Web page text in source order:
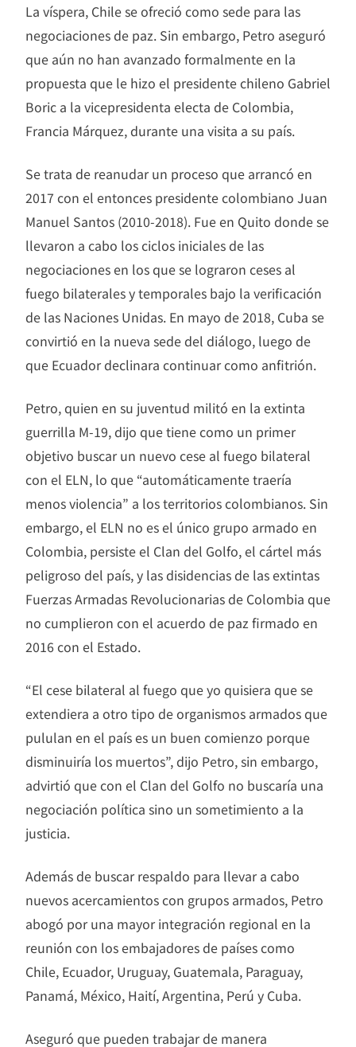
La víspera, Chile se ofreció como sede para las
negociaciones de paz. Sin embargo, Petro aseguró
que aún no han avanzado formalmente en la
propuesta que le hizo el presidente chileno Gabriel
Boric a la vicepresidenta electa de Colombia,
Francia Márquez, durante una visita a su país.
Se trata de reanudar un proceso que arrancó en
2017 con el entonces presidente colombiano Juan
Manuel Santos (2010-2018). Fue en Quito donde se
llevaron a cabo los ciclos iniciales de las
negociaciones en los que se lograron ceses al
fuego bilaterales y temporales bajo la verificación
de las Naciones Unidas. En mayo de 2018, Cuba se
convirtió en la nueva sede del diálogo, luego de
que Ecuador declinara continuar como anfitrión.
Petro, quien en su juventud militó en la extinta
guerrilla M-19, dijo que tiene como un primer
objetivo buscar un nuevo cese al fuego bilateral
con el ELN, lo que “automáticamente traería
menos violencia” a los territorios colombianos. Sin
embargo, el ELN no es el único grupo armado en
Colombia, persiste el Clan del Golfo, el cártel más
peligroso del país, y las disidencias de las extintas
Fuerzas Armadas Revolucionarias de Colombia que
no cumplieron con el acuerdo de paz firmado en
2016 con el Estado.
“El cese bilateral al fuego que yo quisiera que se
extendiera a otro tipo de organismos armados que
pululan en el país es un buen comienzo porque
disminuiría los muertos”, dijo Petro, sin embargo,
advirtió que con el Clan del Golfo no buscaría una
negociación política sino un sometimiento a la
justicia.
Además de buscar respaldo para llevar a cabo
nuevos acercamientos con grupos armados, Petro
abogó por una mayor integración regional en la
reunión con los embajadores de países como
Chile, Ecuador, Uruguay, Guatemala, Paraguay,
Panamá, México, Haití, Argentina, Perú y Cuba.
Aseguró que pueden trabajar de manera